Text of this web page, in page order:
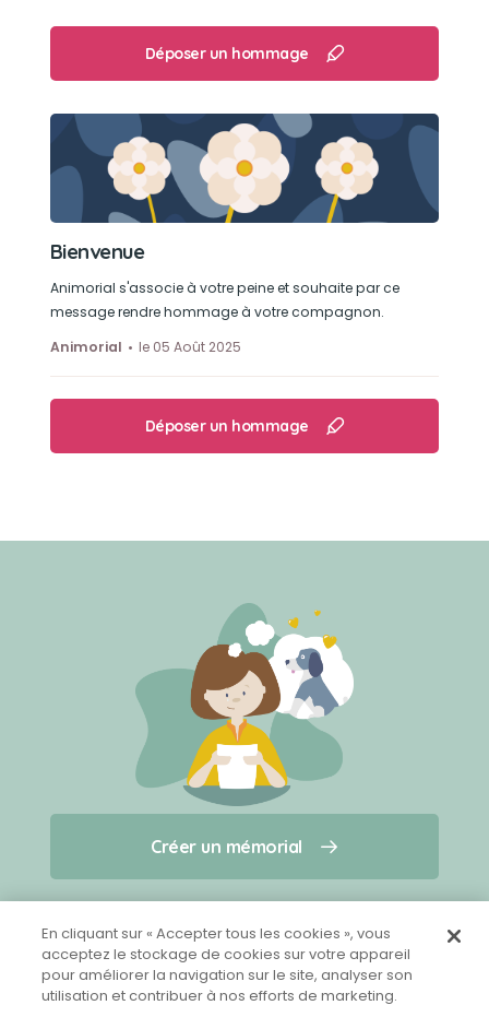
Créer un mémorial
Qui sommes-nous ?
Nous contacter
Partager sur Facebook
Déposer un hommage
Bienvenue
Animorial s'associe à votre peine et souhaite par ce
message rendre hommage à votre compagnon.
Animorial
le 05 Août 2025
Déposer un hommage
Créer un mémorial
En cliquant sur « Accepter tous les cookies », vous
acceptez le stockage de cookies sur votre appareil
pour améliorer la navigation sur le site, analyser son
utilisation et contribuer à nos efforts de marketing.